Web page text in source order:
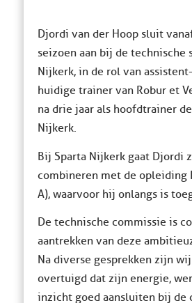
Djordi van der Hoop sluit
seizoen aan bij de technische
Nijkerk, in de rol van
huidige trainer van Robur et
na drie jaar als hoofdtrainer
Nijkerk.
Bij Sparta Nijkerk gaat Djordi
combineren met de opleiding
A), waarvoor hij onlangs is
De technische commissie is
aantrekken van deze
Na diverse gesprekken zijn
overtuigd dat zijn energie,
inzicht goed aansluiten bij de